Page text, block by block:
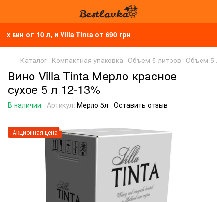
от 10 л, и Villa Tinta от 690 грн
Каталог Компактная упаковка Объем 5 литров Объем 5
Вино Villa Tinta Мерло красное
сухое 5 л 12-13%
В наличии Артикул: Мерло 5л Оставить отзыв
Акционная цена